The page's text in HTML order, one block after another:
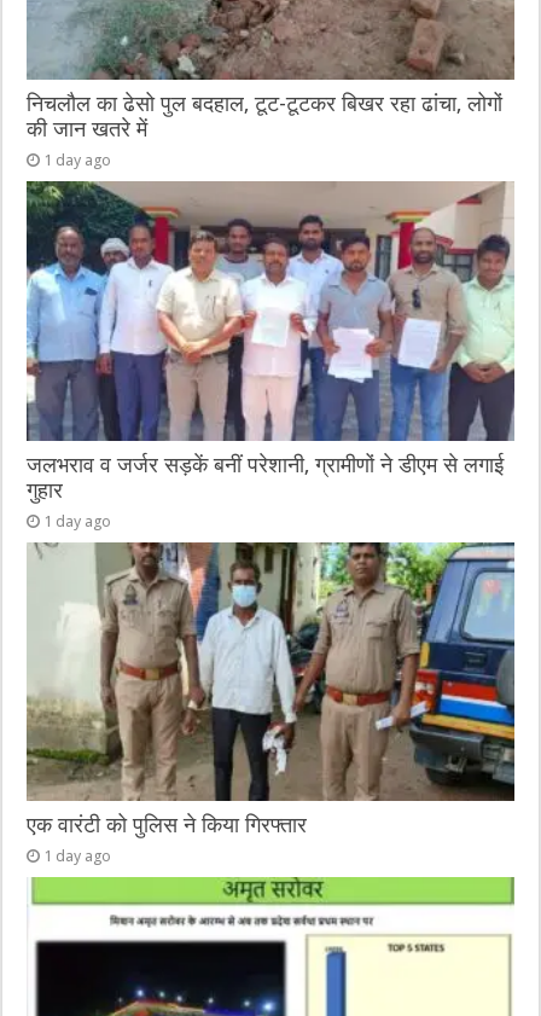
निचलौल का ढेसो पुल बदहाल, टूट-टूटकर बिखर रहा ढांचा, लोगों
की जान खतरे में
1 day ago
जलभराव व जर्जर सड़कें बनीं परेशानी, ग्रामीणों ने डीएम से लगाई
गुहार
1 day ago
एक वारंटी को पुलिस ने किया गिरफ्तार
1 day ago